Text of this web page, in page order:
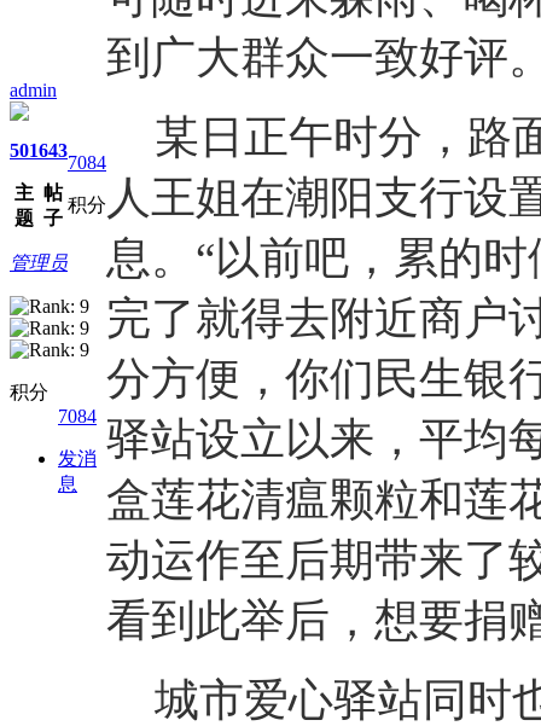
admin
501
主
题
643
帖
子
7084
积分
管理员
积分
7084
发消
息
到广大群众一致好评
某日正午时分，路
人 王姐在潮阳支行设
息。 “以前吧，累的
完了就得去附近商户
分方便，你们民生银
驿站设立以来，平均
盒莲花清瘟颗粒和莲
动运作至后期带来了
看到此举后，想要捐
城市爱心驿站同时